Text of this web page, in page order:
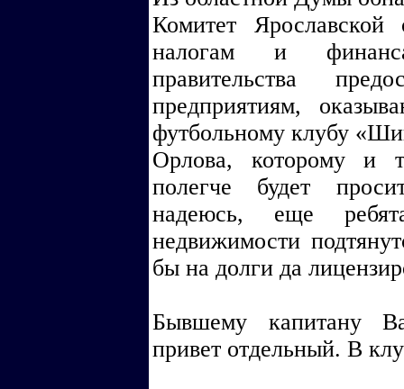
Комитет
налогам и
правительства
предприятиям,
футбольному клубу
Орлова, которому и
полегче будет
надеюсь, еще
недвижимости
бы на долги да
Бывшему капитану
привет отдельный. В